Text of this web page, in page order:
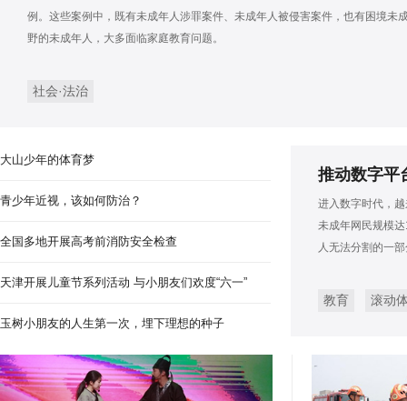
安徽淮南：秸秆利用 变废
例。这些案例中，既有未成年人涉罪案件、未成年人被侵害案件，也有困境未
野的未成年人，大多面临家庭教育问题。
社会·法治
推动数字平
进入数字时代，
未成年网民规模
人无法分割的一
教育 滚动
大山少年的体育梦
青少年近视，该如何防治？
全国多地开展高考前消防安全检查
天津开展儿童节系列活动 与小朋友们欢度“六一”
玉树小朋友的人生第一次，埋下理想的种子